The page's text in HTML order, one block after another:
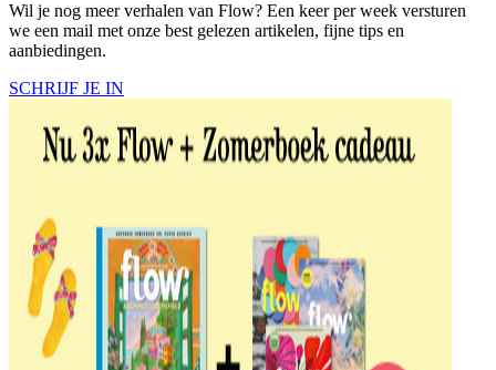
Wil je nog meer verhalen van Flow? Een keer per week versturen
we een mail met onze best gelezen artikelen, fijne tips en
aanbiedingen.
SCHRIJF JE IN